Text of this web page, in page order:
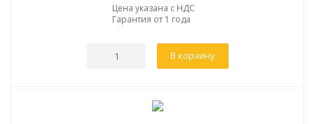
Цена указана с НДС
Гарантия от 1 года
В корзину